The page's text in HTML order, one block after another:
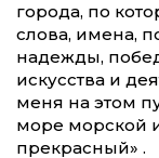
города, по
слова, имена,
надежды,
искусства и
меня на этом
море морской
прекрасный» .